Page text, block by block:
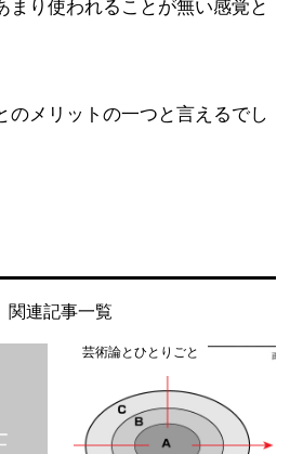
まり使われることが無い感覚と
のメリットの一つと言えるでし
関連記事一覧
芸術論とひとりごと